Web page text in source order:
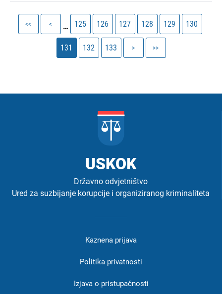
Pagination
page
<<
Previous
page
< …
Stranica
125 Stranica
126 Stranica
127 Stranica
128 Stranica
129 Stranica
130
Current
page
131 Stranica
132 Stranica
133
page
>
page
>>
USKOK
Državno odvjetništvo
Ured za suzbijanje korupcije i organiziranog kriminaliteta
Kaznena prijava
Politika privatnosti
Izjava o pristupačnosti